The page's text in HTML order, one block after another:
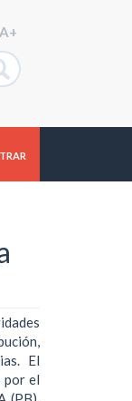
A+
El
por el